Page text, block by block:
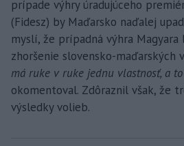
prípade výhry úradujúceho
(Fidesz) by Maďarsko naďalej
myslí, že prípadná výhra Magyara
zhoršenie slovensko-maďarských
má ruke v ruke jednu vlastnosť, a
okomentoval. Zdôraznil však, že
výsledky volieb.